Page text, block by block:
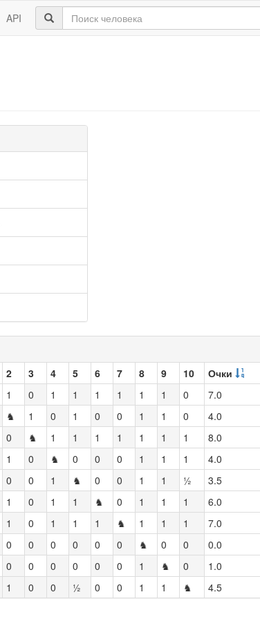
API
2 3 4 5 6 7 8 9 10 Очки
1 0 1 1 1 1 1 1 0 7.0
♞ 1 0 1 0 0 1 1 0 4.0
0 ♞ 1 1 1 1 1 1 1 8.0
1 0 ♞ 0 0 0 1 1 1 4.0
0 0 1 ♞ 0 0 1 1 ½ 3.5
1 0 1 1 ♞ 0 1 1 1 6.0
1 0 1 1 1 ♞ 1 1 1 7.0
0 0 0 0 0 0 ♞ 0 0 0.0
0 0 0 0 0 0 1 ♞ 0 1.0
1 0 0 ½ 0 0 1 1 ♞ 4.5